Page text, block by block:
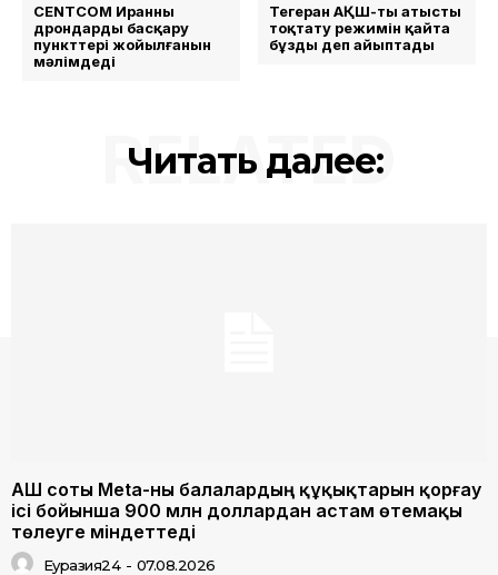
CENTCOM Иранның
дрондарды басқару
пункттері жойылғанын
мәлімдеді
Тегеран АҚШ-ты атысты
тоқтату режимін қайта
бұзды деп айыптады
Читать далее:
RELATED
АҚШ соты Meta-ны балалардың құқықтарын қорғау
ісі бойынша 900 млн доллардан астам өтемақы
төлеуге міндеттеді
Еуразия24 - 07.08.2026